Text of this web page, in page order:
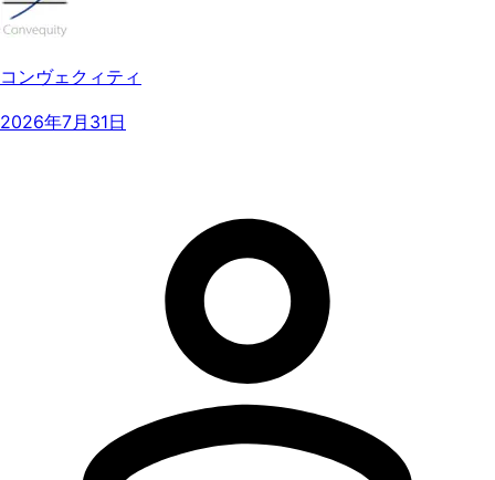
コンヴェクィティ
2026年7月31日